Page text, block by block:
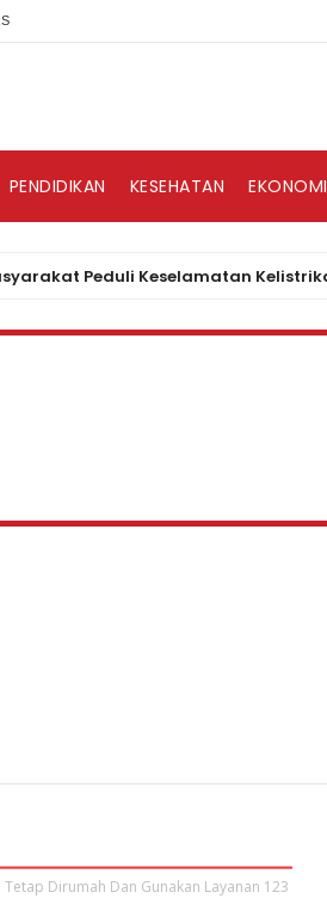
PENDIDIKAN KESEHATAN EKONOMI
Peduli Keselamatan Kelistrikan
Dirumah Dan Gunakan Layanan 123